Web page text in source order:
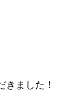
きました！